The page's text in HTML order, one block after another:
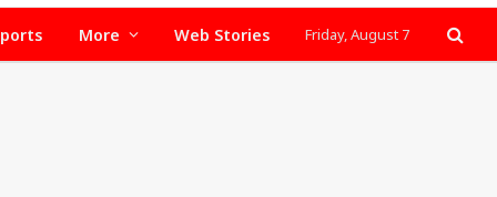
More Web Stories Friday, August 7